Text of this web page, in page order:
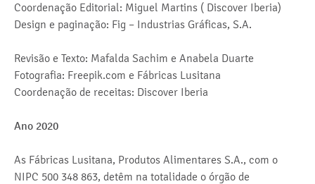
Coordenação Editorial: Miguel Martins ( Discover Iberia)
Design e paginação: Fig – Industrias Gráficas, S.A.
Revisão e Texto: Mafalda Sachim e Anabela Duarte
Fotografia: Freepik.com e Fábricas Lusitana
Coordenação de receitas: Discover Iberia
Ano 2020
As Fábricas Lusitana, Produtos Alimentares S.A., com o
NIPC 500 348 863, detêm na totalidade o órgão de